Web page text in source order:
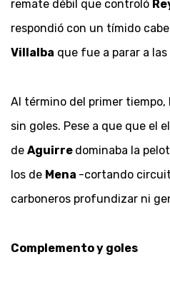
remate débil que controló
respondió con un tímido
Villalba que fue a parar a
Al término del primer tiempo,
sin goles. Pese a que que el
de Aguirre dominaba la
los de Mena -cortando
carboneros profundizar ni
Complemento y goles